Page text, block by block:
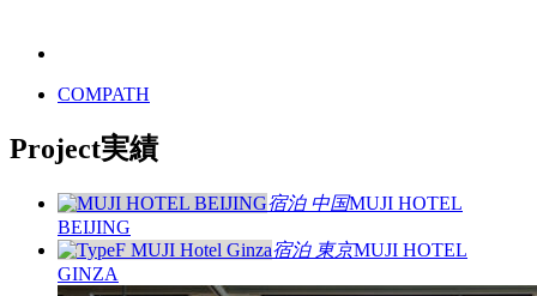
COMPATH
Project実績
宿泊 中国MUJI HOTEL
BEIJING
宿泊 東京MUJI HOTEL
GINZA